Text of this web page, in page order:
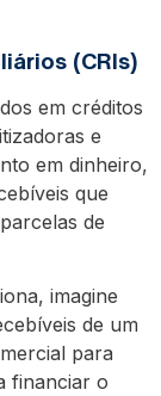
(CRIs)
em créditos
e
em dinheiro,
que
de
imagine
de um
para
financiar o